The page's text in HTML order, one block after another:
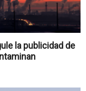
la publicidad de